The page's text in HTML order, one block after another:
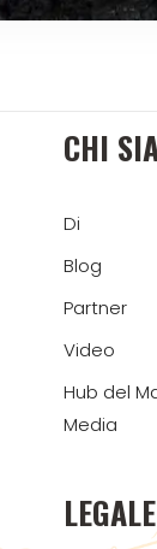
CHI
Di
Blog
Partner
Video
Hub del
Media
LEGALE